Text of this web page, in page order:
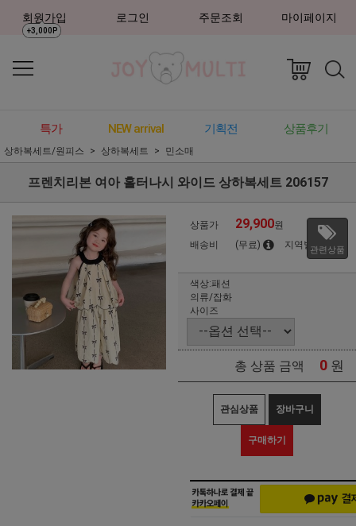
회원가입
+3,000P
로그인 주문조회 마이페이지
특가 NEW arrival 기획전 상품후기
상하복세트/원피스 상하복세트 민소매
프렌치리본 여아 홀터나시 와이드 상하복세트 206157
상품가 29,900원
배송비
(무료) 지역별관련상품
색상:패션
의류/잡화
사이즈
총 상품 금액 0 원
관심상품 장바구니
구매하기